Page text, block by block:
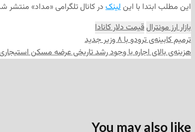
این مطلب ابتدا با اینلینکدر کانال تلگرامی «مداد» منتشر
بازار ارز مونترالقیمت دلار کانادا
ترمیم کابینه‌ی ترودو با ۸ وزیر جدید
هزینه‌ی بالای اجاره با وجود رشد تاریخی عرضه مسکن
You may also like